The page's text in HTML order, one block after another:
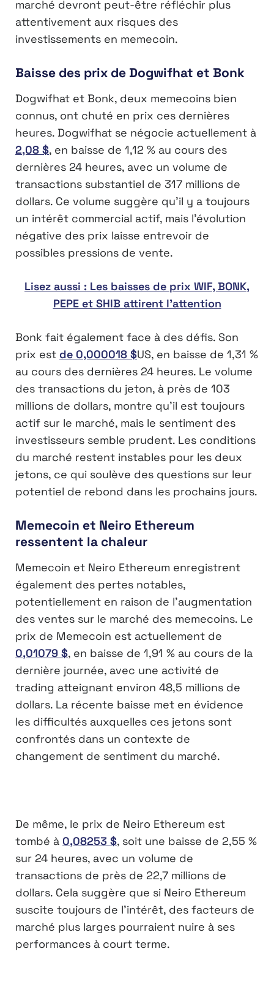
marché devront peut-être réfléchir plus
attentivement aux risques des
investissements en memecoin.
Baisse des prix de Dogwifhat et Bonk
Dogwifhat et Bonk, deux memecoins bien
connus, ont chuté en prix ces dernières
heures. Dogwifhat se négocie actuellement à
2,08 $, en baisse de 1,12 % au cours des
dernières 24 heures, avec un volume de
transactions substantiel de 317 millions de
dollars. Ce volume suggère qu’il y a toujours
un intérêt commercial actif, mais l’évolution
négative des prix laisse entrevoir de
possibles pressions de vente.
Lisez aussi : Les baisses de prix WIF, BONK,
PEPE et SHIB attirent l’attention
Bonk fait également face à des défis. Son
prix est de 0,000018 $US, en baisse de 1,31 %
au cours des dernières 24 heures. Le volume
des transactions du jeton, à près de 103
millions de dollars, montre qu’il est toujours
actif sur le marché, mais le sentiment des
investisseurs semble prudent. Les conditions
du marché restent instables pour les deux
jetons, ce qui soulève des questions sur leur
potentiel de rebond dans les prochains jours.
Memecoin et Neiro Ethereum
ressentent la chaleur
Memecoin et Neiro Ethereum enregistrent
également des pertes notables,
potentiellement en raison de l’augmentation
des ventes sur le marché des memecoins. Le
prix de Memecoin est actuellement de
0,01079 $, en baisse de 1,91 % au cours de la
dernière journée, avec une activité de
trading atteignant environ 48,5 millions de
dollars. La récente baisse met en évidence
les difficultés auxquelles ces jetons sont
confrontés dans un contexte de
changement de sentiment du marché.
De même, le prix de Neiro Ethereum est
tombé à 0,08253 $, soit une baisse de 2,55 %
sur 24 heures, avec un volume de
transactions de près de 22,7 millions de
dollars. Cela suggère que si Neiro Ethereum
suscite toujours de l’intérêt, des facteurs de
marché plus larges pourraient nuire à ses
performances à court terme.